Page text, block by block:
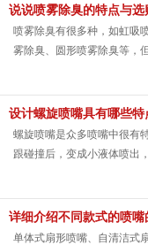
说说喷雾除臭的特点与选
喷雾除臭有很多种，如虹吸
雾除臭、圆形喷雾除臭等，
设计螺旋喷嘴具有哪些特
螺旋喷嘴是众多喷嘴中很有
跟碰撞后，变成小液体喷出
详细介绍不同款式的喷嘴
单体式扇形喷嘴、自清洁式